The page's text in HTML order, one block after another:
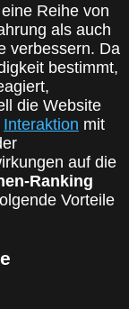
Reihe von
als auch
verbessern. Da
bestimmt,
die Website
Interaktion mit
auf die
Ranking
Vorteile